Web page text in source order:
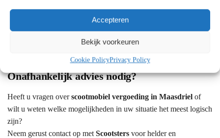
Accepteren
Bekijk voorkeuren
Cookie PolicyPrivacy Policy
Bij langdurige zorg kan ook hetCentrum Indicatiestelling Zorg
betrokken zijn. Officiële informatie vindt u bij de
Onafhankelijk advies nodig?
Heeft u vragen overscootmobiel vergoeding in Maasdriel of
wilt u weten welke mogelijkheden in uw situatie het meest logisch
zijn?
Neem gerust contact op met Scootsters voor helder en